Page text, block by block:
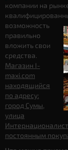
компании на
возможность
правильно
вложить свои
средства.
Магазин I-
maxi.com
находящийся
по адресу:
город Сумы,
улица
постоянным